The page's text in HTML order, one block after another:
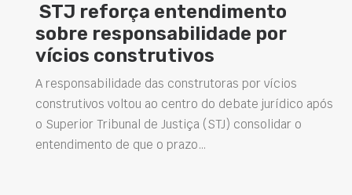
Concretos aditivados e especiais
elevam desempenho das
estruturas e impulsionam novas
soluções na construção civil
Projetar estruturas mais duráveis, reduzir
intervenções de manutenção e melhorar o
desempenho das obras são desafios cada vez mais